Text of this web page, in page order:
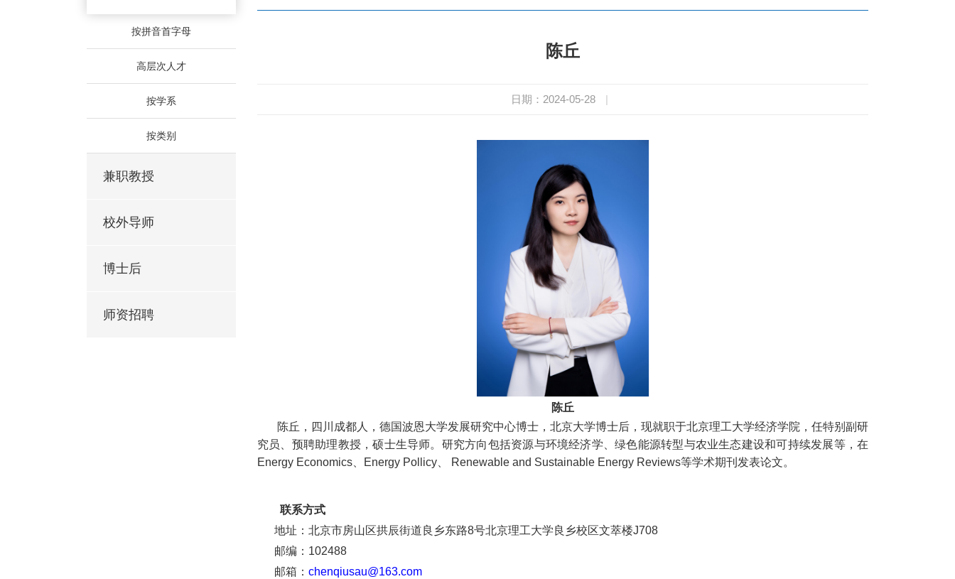
按拼音首字母
高层次人才
按学系
按类别
兼职教授
校外导师
博士后
师资招聘
陈丘
日期：2024-05-28 |
陈丘
陈丘，四川成都人，德国波恩大学发展研究中心博士，北京大学博士后，现就职于北京理工大学经济学院，任特别副研
究员、预聘助理教授，硕士生导师。研究方向包括资源与环境经济学、绿色能源转型与农业生态建设和可持续发展等，在
Energy Economics、Energy Pollicy、 Renewable and Sustainable Energy Reviews等学术期刊发表论文。
联系方式
地址： 北京市房山区拱辰街道良乡东路8号北京理工大学良乡校区文萃楼J708
邮编：102488
邮箱： chenqiusau@163.com